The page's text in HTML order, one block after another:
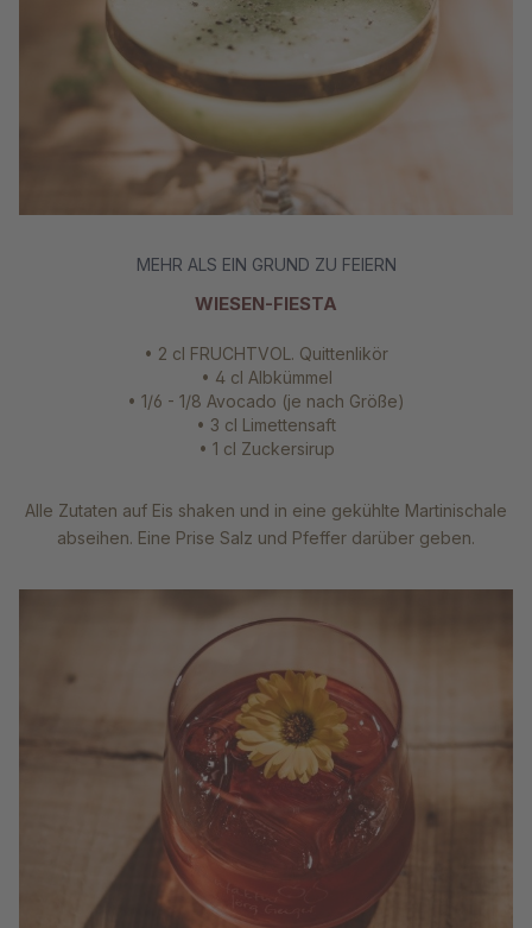
MEHR ALS EIN GRUND ZU FEIERN
WIESEN-FIESTA
• 2 cl FRUCHTVOL. Quittenlikör
• 4 cl Albkümmel
• 1/6 - 1/8 Avocado (je nach Größe)
• 3 cl Limettensaft
• 1 cl Zuckersirup
Alle Zutaten auf Eis shaken und in eine gekühlte Martinischale
abseihen. Eine Prise Salz und Pfeffer darüber geben.